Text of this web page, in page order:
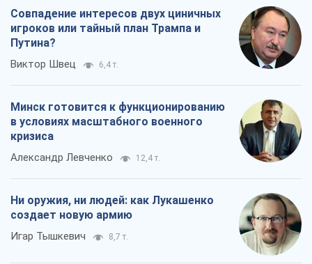
Совпадение интересов двух циничных
игроков или тайный план Трампа и
Путина?
Виктор Швец 6,4 т.
Минск готовится к функционированию
в условиях масштабного военного
кризиса
Александр Левченко 12,4 т.
Ни оружия, ни людей: как Лукашенко
создает новую армию
Игар Тышкевич 8,7 т.